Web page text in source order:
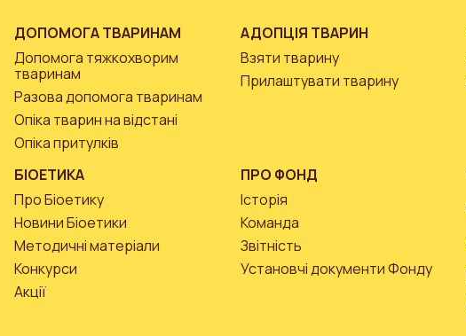
ДОПОМОГА ТВАРИНАМ
Допомога тяжкохворим
тваринам
Разова допомога тваринам
Опіка тварин на відстані
Опіка притулків
АДОПЦІЯ ТВАРИН
Взяти тварину
Прилаштувати тварину
БІОЕТИКА
Про Біоетику
Новини Біоетики
Методичні матеріали
Конкурси
Акції
ПРО ФОНД
Історія
Команда
Звітність
Установчі документи Фонду